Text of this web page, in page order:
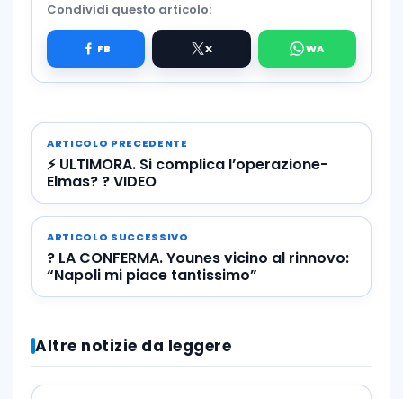
Condividi questo articolo:
ARTICOLO PRECEDENTE
⚡️ ULTIMORA. Si complica l’operazione-
Elmas? ? VIDEO
ARTICOLO SUCCESSIVO
? LA CONFERMA. Younes vicino al rinnovo:
“Napoli mi piace tantissimo”
Altre notizie da leggere